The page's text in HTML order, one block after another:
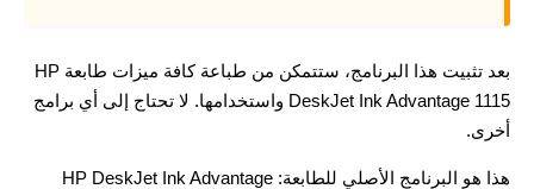
بعد تثبيت هذا البرنامج، ستتمكن من طباعة كافة ميزات طابعة HP
DeskJet Ink Advantage 1115 واستخدامها. لا تحتاج إلى أي برامج
أخرى.
هذا هو البرنامج الأصلي للطابعة: HP DeskJet Ink Advantage